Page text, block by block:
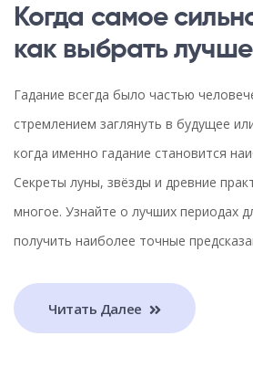
Когда самое
как выбрать
Гадание всегда было частью
стремлением заглянуть в будущее
когда именно гадание становится
Секреты луны, звёзды и древние
многое. Узнайте о лучших периодах
получить наиболее точные
Читать Далее